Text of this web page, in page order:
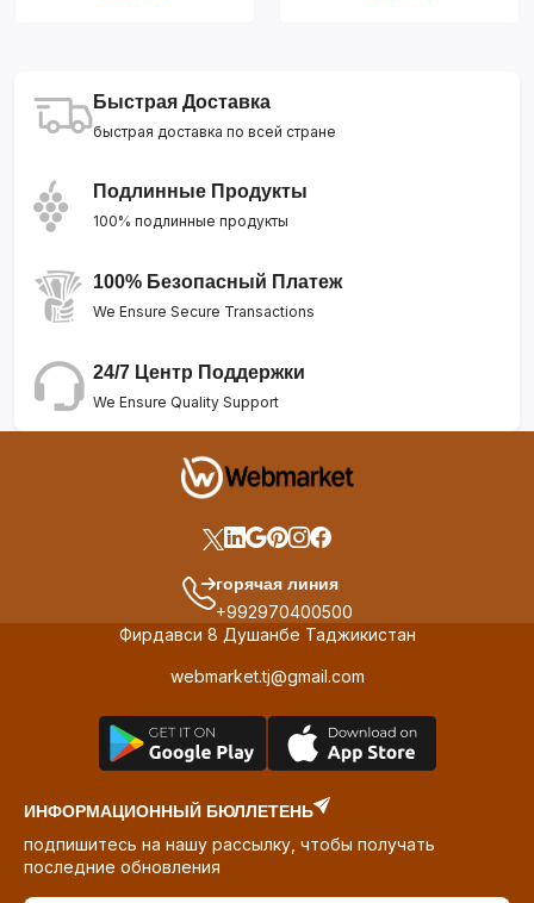
Быстрая Доставка
быстрая доставка по всей стране
Подлинные Продукты
100% подлинные продукты
100% Безопасный Платеж
We Ensure Secure Transactions
24/7 Центр Поддержки
We Ensure Quality Support
горячая линия
+992970400500
Фирдавси 8 Душанбе Таджикистан
webmarket.tj@gmail.com
ИНФОРМАЦИОННЫЙ БЮЛЛЕТЕНЬ
подпишитесь на нашу рассылку, чтобы получать
последние обновления